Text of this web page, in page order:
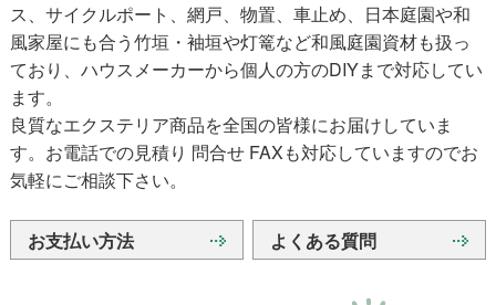
ス、サイクルポート、網戸、物置、車止め、日本庭園や和
風家屋にも合う竹垣・袖垣や灯篭など和風庭園資材も扱っ
ており、ハウスメーカーから個人の方のDIYまで対応してい
ます。
良質なエクステリア商品を全国の皆様にお届けしていま
す。お電話での見積り 問合せ FAXも対応していますのでお
気軽にご相談下さい。
お支払い方法 よくある質問